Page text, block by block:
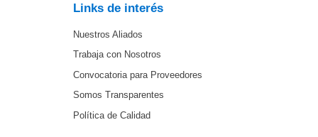
Links de interés
Nuestros Aliados
Trabaja con Nosotros
Convocatoria para Proveedores
Somos Transparentes
Política de Calidad